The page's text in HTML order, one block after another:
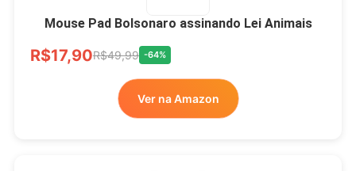
Mouse Pad Bolsonaro assinando Lei Animais
R$17,90R$49,99 -64%
Ver na Amazon